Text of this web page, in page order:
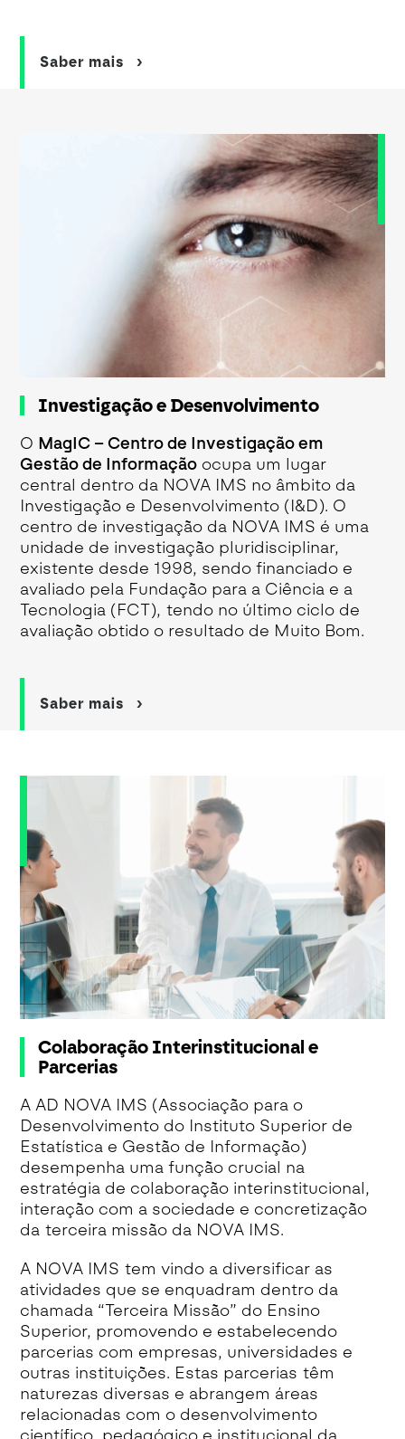
Saber mais
Investigação e Desenvolvimento
O MagIC – Centro de Investigação em
Gestão de Informação ocupa um lugar
central dentro da NOVA IMS no âmbito da
Investigação e Desenvolvimento (I&D). O
centro de investigação da NOVA IMS é uma
unidade de investigação pluridisciplinar,
existente desde 1998, sendo financiado e
avaliado pela Fundação para a Ciência e a
Tecnologia (FCT), tendo no último ciclo de
avaliação obtido o resultado de Muito Bom.
Saber mais
Colaboração Interinstitucional e
Parcerias
A AD NOVA IMS (Associação para o
Desenvolvimento do Instituto Superior de
Estatística e Gestão de Informação)
desempenha uma função crucial na
estratégia de colaboração interinstitucional,
interação com a sociedade e concretização
da terceira missão da NOVA IMS.
A NOVA IMS tem vindo a diversificar as
atividades que se enquadram dentro da
chamada “Terceira Missão” do Ensino
Superior, promovendo e estabelecendo
parcerias com empresas, universidades e
outras instituições. Estas parcerias têm
naturezas diversas e abrangem áreas
relacionadas com o desenvolvimento
científico, pedagógico e institucional da